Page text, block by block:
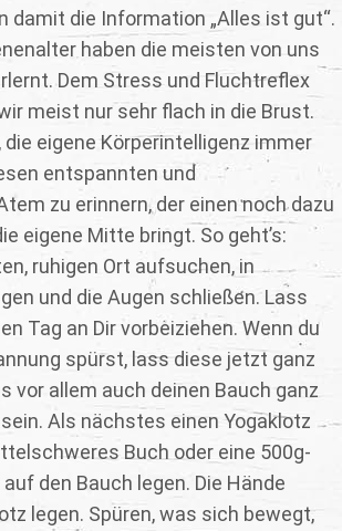
damit die Information „Alles ist gut“.
haben die meisten von uns
Dem Stress und Fluchtreflex
meist nur sehr flach in die Brust.
eigene Körperintelligenz immer
entspannten und
zu erinnern, der einen noch dazu
eigene Mitte bringt. So geht’s:
ruhigen Ort aufsuchen, in
und die Augen schließen. Lass
Tag an Dir vorbeiziehen. Wenn du
spürst, lass diese jetzt ganz
vor allem auch deinen Bauch ganz
Als nächstes einen Yogaklotz
Buch oder eine 500g-
den Bauch legen. Die Hände
legen. Spüren, was sich bewegt,